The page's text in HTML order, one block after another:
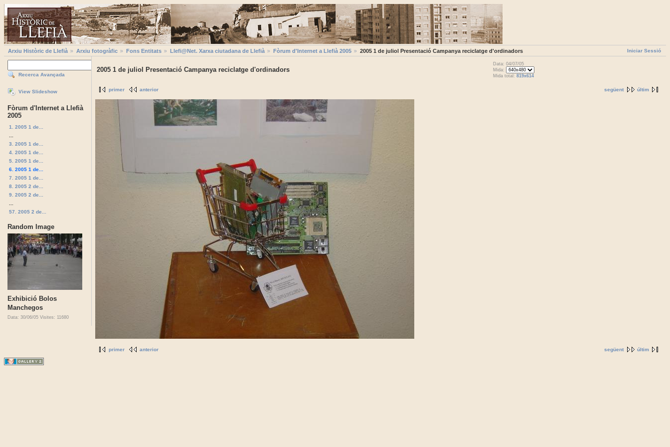
Iniciar Sessió
Arxiu Històric de Llefià Arxiu fotogràfic Fons Entitats Llefi@Net. Xarxa ciutadana de Llefià Fòrum d'Internet a Llefià 2005 2005 1 de juliol Presentació Campanya reciclatge d'ordinadors
Recerca Avançada
View Slideshow
Fòrum d'Internet a Llefià
2005
1. 2005 1 de...
3. 2005 1 de...
4. 2005 1 de...
5. 2005 1 de...
6. 2005 1 de...
7. 2005 1 de...
8. 2005 2 de...
9. 2005 2 de...
57. 2005 2 de...
Random Image
Exhibició Bolos
Manchegos
Data: 30/06/05 Visites: 11680
2005 1 de juliol Presentació Campanya reciclatge d'ordinadors
Data: 04/07/05
Mida:
Mida total: 819x614
següent últim
primer anterior
següent últim
primer anterior